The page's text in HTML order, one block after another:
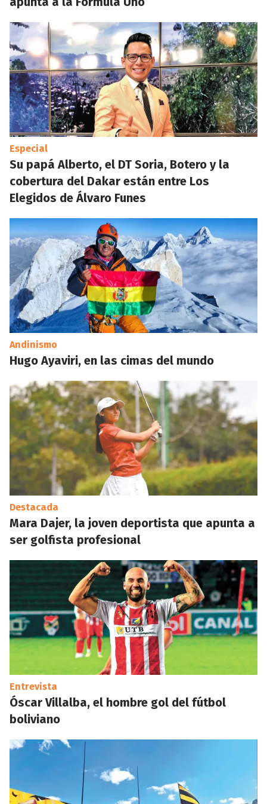
Especial
Su papá Alberto, el DT Soria, Botero y la
cobertura del Dakar están entre Los
Elegidos de Álvaro Funes
Andinismo
Hugo Ayaviri, en las cimas del mundo
Destacada
Mara Dajer, la joven deportista que apunta a
ser golfista profesional
Entrevista
Óscar Villalba, el hombre gol del fútbol
boliviano